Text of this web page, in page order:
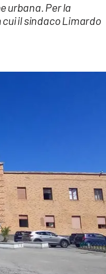
urbana. Per la
il sindaco Limardo